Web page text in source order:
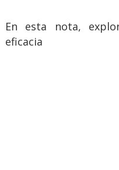
En esta nota,